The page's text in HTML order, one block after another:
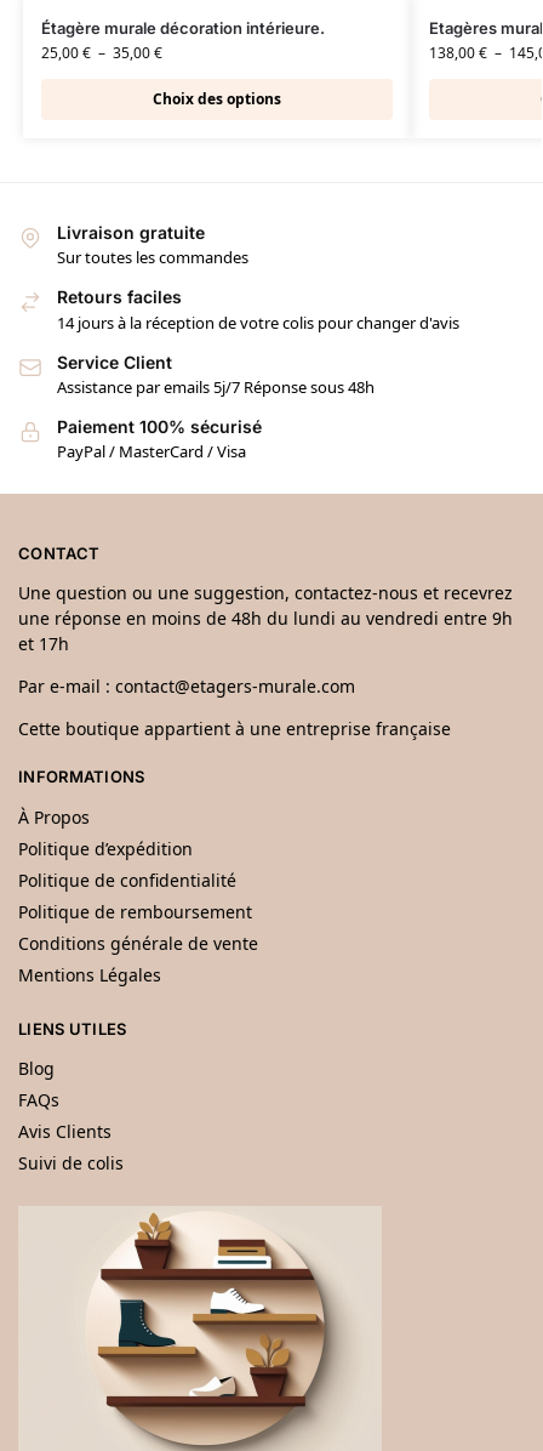
Étagère murale décoration intérieure.
25,00€ – 35,00€
Choix des options
Etagères
138,00€ –
Livraison gratuite
Sur toutes les commandes
Retours faciles
14 jours à la réception de votre colis pour changer d'avis
Service Client
Assistance par emails 5j/7 Réponse sous 48h
Paiement 100% sécurisé
PayPal / MasterCard / Visa
CONTACT
Une question ou une suggestion, contactez-nous et recevrez
une réponse en moins de 48h du lundi au vendredi entre 9h
et 17h
Par e-mail : contact@etagers-murale.com
Cette boutique appartient à une entreprise française
INFORMATIONS
À Propos
Politique d’expédition
Politique de confidentialité
Politique de remboursement
Conditions générale de vente
Mentions Légales
LIENS UTILES
Blog
FAQs
Avis Clients
Suivi de colis